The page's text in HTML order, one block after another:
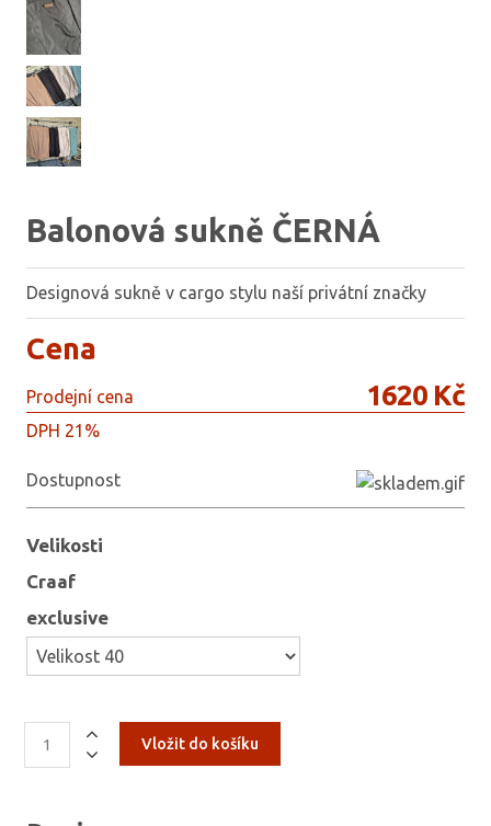
Balonová sukně ČERNÁ
Designová sukně v cargo stylu naší privátní značky
Cena
Prodejní cena 1620 Kč
DPH 21%
Dostupnost
Velikosti
Craaf
exclusive